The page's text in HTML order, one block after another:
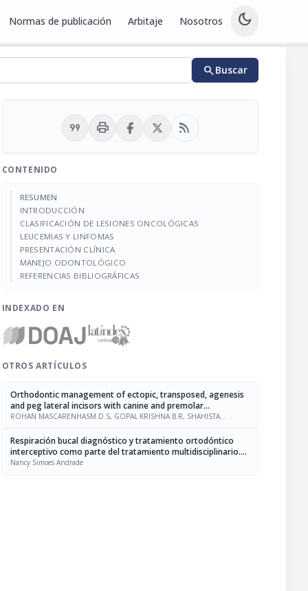
Normas de publicación Arbitaje Nosotros dark_mode
searchBuscar
format_quote print rss_feed
CONTENIDO
RESUMEN
INTRODUCCIÓN
CLASIFICACIÓN DE LESIONES ONCOLÓGICAS
LEUCEMIAS Y LINFOMAS
PRESENTACIÓN CLÍNICA
MANEJO ODONTOLÓGICO
REFERENCIAS BIBLIOGRÁFICAS
INDEXADO EN
OTROS ARTÍCULOS
Orthodontic management of ectopic, transposed, agenesis
and peg lateral incisors with canine and premolar
substitution
ROHAN MASCARENHASM.D.S, GOPAL KRISHNA B.R, SHAHISTA
Respiración bucal diagnóstico y tratamiento ortodóntico
interceptivo como parte del tratamiento multidisciplinario.
Revisión de la literatura
Nancy Simoes Andrade